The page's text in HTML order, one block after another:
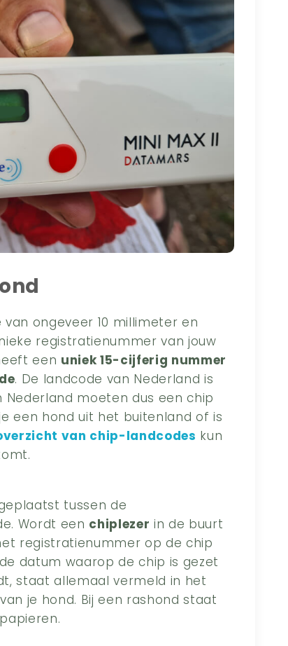
ongeveer 10 millimeter en
registratienummer van jouw
een uniek 15-cijferig nummer
. De landcode van Nederland is
Nederland moeten dus een chip
een hond uit het buitenland of is
van chip-landcodes kun
tussen de
Wordt een chiplezer in de buurt
registratienummer op de chip
datum waarop de chip is gezet
staat allemaal vermeld in het
je hond. Bij een rashond staat